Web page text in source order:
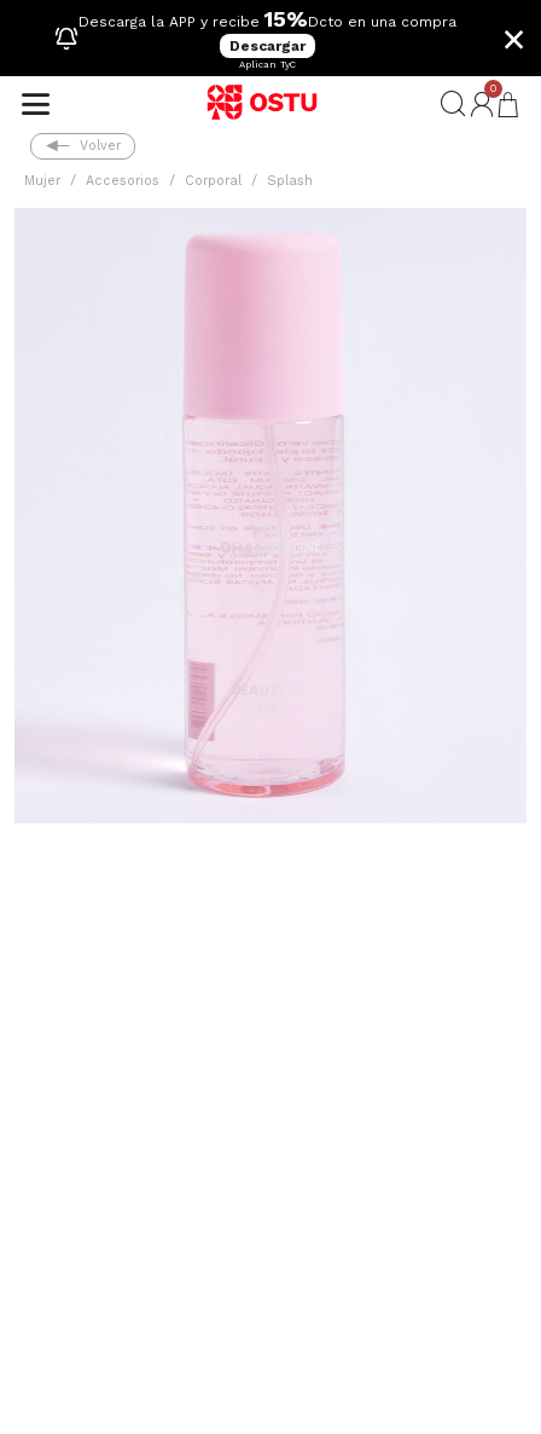
Descarga la APP y recibe 15%Dcto en una compra
Descargar
Aplican TyC
×
0
Volver
Mujer Accesorios Corporal Splash